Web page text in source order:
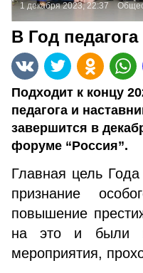
1 декабря 2023, 22:37
В Год
Подходит к концу
педагога и
завершится в
форуме “Россия”.
Главная цель Года
признание
повышение
на это и были
мероприятия,